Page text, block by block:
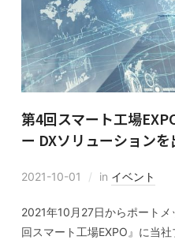
第4回スマート工場
ー DXソリューション
2021-10-01 in イベント
2021年10月27日からポート
回スマート工場EXPO』に当